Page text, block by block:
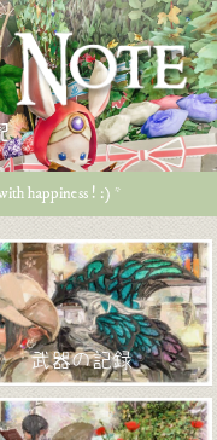
happiness ! :) *
武器の記録